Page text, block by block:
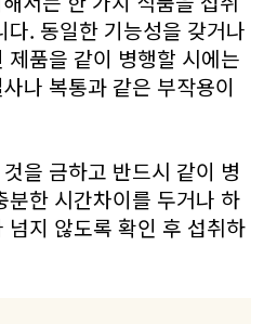
다. 동일한 기능성을 갖거나
제품을 같이 병행할 시에는
나 복통과 같은 부작용이
을 금하고 반드시 같이 병
한 시간차이를 두거나 하
넘지 않도록 확인 후 섭취하